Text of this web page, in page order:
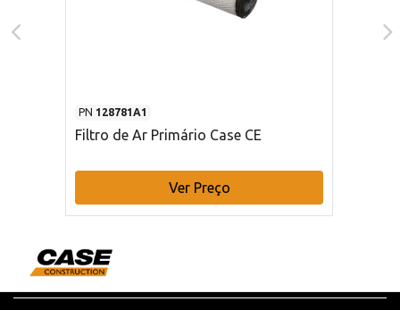
PN 128781A1
Filtro de Ar Primário Case CE
Ver Preço